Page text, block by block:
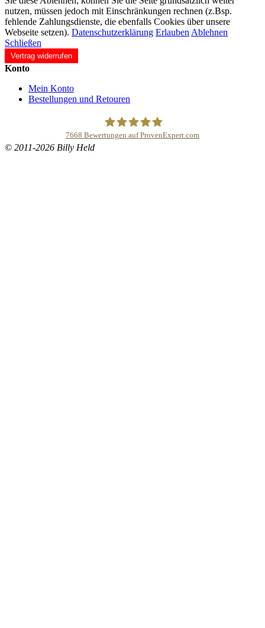
nutzen, müssen jedoch mit Einschränkungen rechnen (z.Bsp.
fehlende Zahlungsdienste, die ebenfalls Cookies über unsere
Webseite setzen). Datenschutzerklärung Erlauben Ablehnen
Schließen
Vertrag widerrufen
Konto
Mein Konto
Bestellungen und Retouren
7668 Bewertungen auf ProvenExpert.com
© 2011-2026 Billy Held